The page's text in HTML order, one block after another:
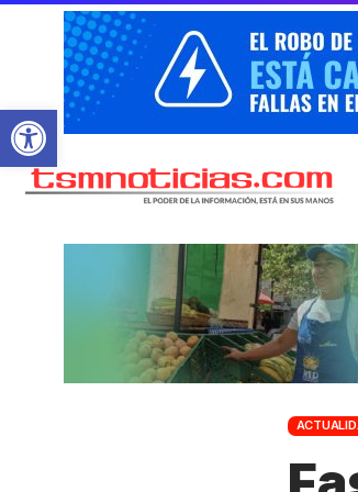
Abrir barra de herramientas